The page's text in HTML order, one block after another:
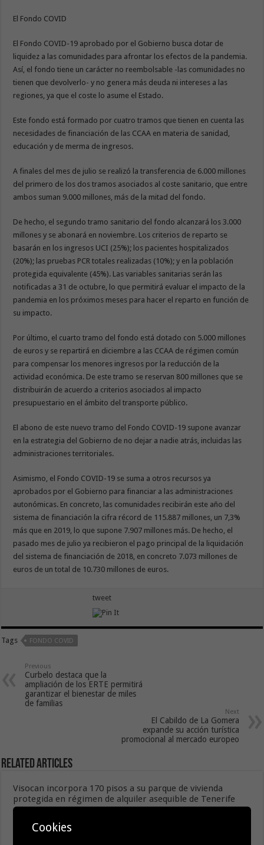
El Fondo COVID
El Fondo COVID-19 aprobado por el Gobierno busca dotar de
liquidez a las comunidades para afrontar los efectos de la pandemia.
Así, el fondo tiene un carácter no reembolsable -las comunidades no
tienen que devolverlo- y no genera más deuda ni intereses a las
regiones, ya que el coste lo asume el Estado.
Este fondo está formado por cuatro tramos que tienen en cuenta las
necesidades de financiación de las CCAA en materia de sanidad,
educación y de merma de ingresos.
A finales del mes de julio se realizó la transferencia de 6.000 millones
del primero de los dos tramos asociados al coste sanitario, que entre
ambos suman 9.000 millones, más de la mitad del fondo.
De hecho, el segundo tramo sanitario del fondo alcanzará los 3.000
millones y se abonará en noviembre. Los criterios de reparto se
basarán en los ingresos UCI (25%); los pacientes hospitalizados
(20%); las pruebas PCR totales realizadas (10%); y en la población
protegida equivalente (45%). Las variables sanitarias serán las
notificadas a 31 de octubre, lo que permitirá evaluar el impacto de la
pandemia en los próximos meses para hacer el reparto en función de
su impacto.
Por último, el cuarto tramo del fondo está dotado con 5.000 millones
de euros y se repartirá en diciembre a las CCAA de régimen común
para compensar los menores ingresos por la reducción de la
actividad económica. De este tramo se reservan 800 millones que se
distribuirán de acuerdo a criterios asociados al impacto
presupuestario en el ámbito del transporte público.
El abono de este nuevo tramo del Fondo COVID-19 supone avanzar
en la estrategia del Gobierno de no dejar a nadie atrás, incluidas las
administraciones territoriales.
Asimismo, el Fondo COVID-19 se suma a otros recursos ya
aprobados por el Gobierno para financiar a las administraciones
autonómicas. En concreto, las comunidades recibirán este año del
sistema de financiación la cifra récord de 115.887 millones, un 7,3%
más que en 2019, lo que supone 7.907 millones más. De hecho, el
pasado mes de julio ya recibieron el pago principal de la liquidación
del sistema de financiación de 2018, en concreto 7.073 millones de
euros de un total de 10.730 millones de euros.
tweet
Tags FONDO COVID
Previous
Curbelo destaca que la
ampliación de los ERTE permitirá
garantizar el bienestar de miles
de familias
Next
El Cabildo de La Gomera
expande su acción turística
promocional al mercado europeo
Related Articles
Visocan incorpora 170 pisos a su parque de vivienda
protegida en régimen de alquiler asequible de Tenerife
Cookies